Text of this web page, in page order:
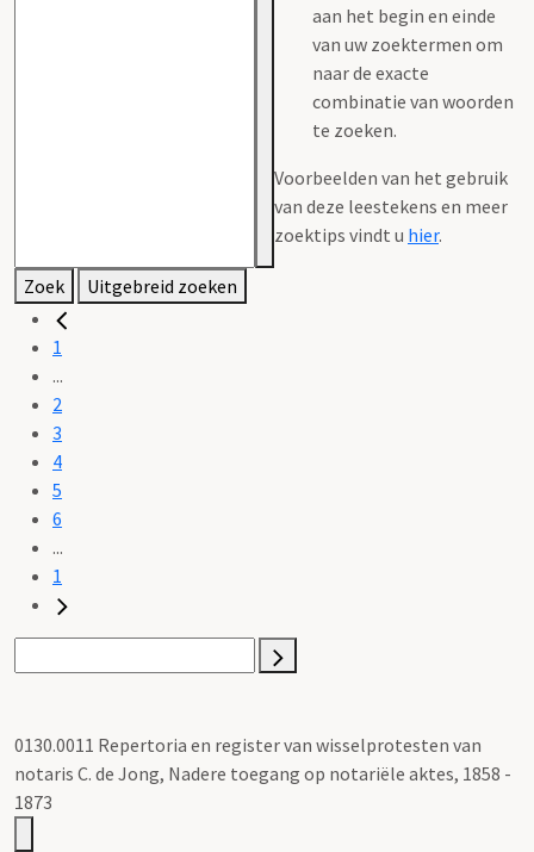
aan het begin en einde
van uw zoektermen om
naar de exacte
combinatie van woorden
te zoeken.
Voorbeelden van het gebruik
van deze leestekens en meer
zoektips vindt u hier.
Zoek Uitgebreid zoeken
1
...
2
3
4
5
6
...
1
0130.0011 Repertoria en register van wisselprotesten van
notaris C. de Jong, Nadere toegang op notariële aktes, 1858 -
1873